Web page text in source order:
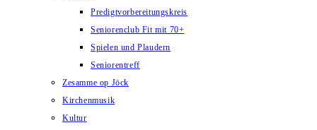
Predigtvorbereitungskreis
Seniorenclub Fit mit 70+
Spielen und Plaudern
Seniorentreff
Zesamme op Jöck
Kirchenmusik
Kultur